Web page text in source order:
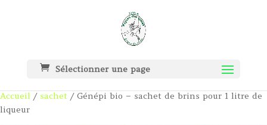
Sélectionner une page
Accueil / sachet / Génépi bio – sachet de brins pour 1 litre de
liqueur